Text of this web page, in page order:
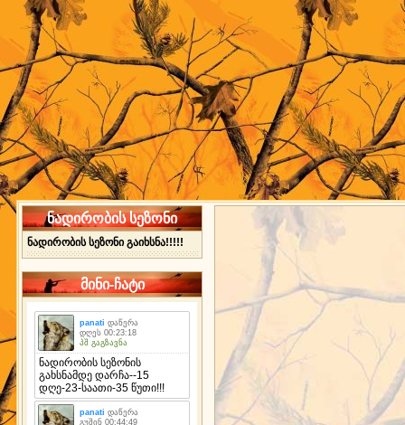
ნადირობის სეზონი
ნადირობის სეზონი გაიხსნა!!!!!
მინი-ჩატი